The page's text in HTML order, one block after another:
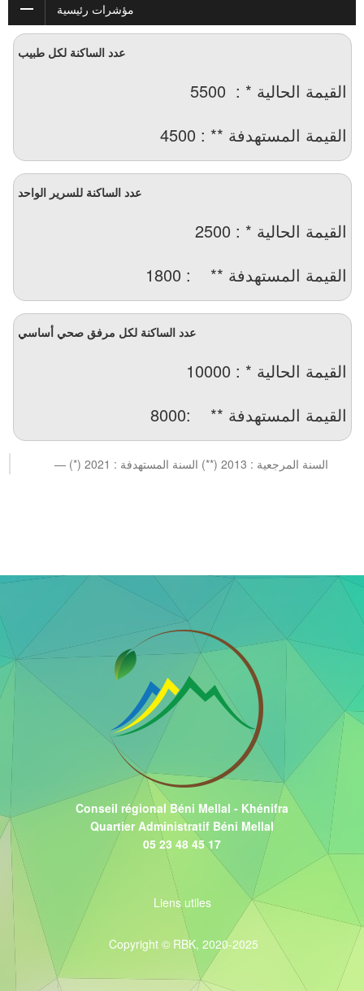
مؤشرات رئيسية
عدد الساكنة لكل طبيب
القيمة الحالية * : 5500
القيمة المستهدفة ** : 4500
عدد الساكنة للسرير الواحد
القيمة الحالية * : 2500
القيمة المستهدفة ** : 1800
عدد الساكنة لكل مرفق صحي أساسي
القيمة الحالية * : 10000
القيمة المستهدفة ** :8000
(*) السنة المرجعية : 2013 (**) السنة المستهدفة : 2021
Conseil régional Béni Mellal - Khénifra
Quartier Administratif Béni Mellal
05 23 48 45 17
Liens utiles
Copyright © RBK, 2020-2025